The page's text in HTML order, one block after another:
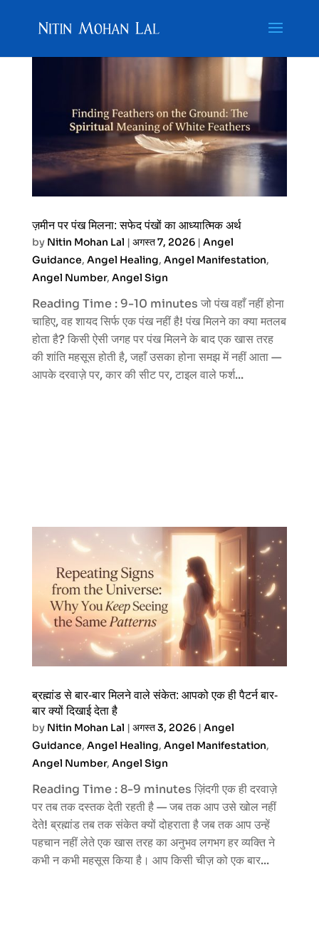
ज़मीन पर पंख मिलना: सफेद पंखों का आध्यात्मिक अर्थ
by Nitin Mohan Lal | अगस्त 7, 2026| Angel
Guidance, Angel Healing, Angel Manifestation,
Angel Number, Angel Sign
Reading Time : 9-10 minutes जो पंख वहाँ नहीं होना
चाहिए, वह शायद सिर्फ एक पंख नहीं है! पंख मिलने का क्या मतलब
होता है? किसी ऐसी जगह पर पंख मिलने के बाद एक खास तरह
की शांति महसूस होती है, जहाँ उसका होना समझ में नहीं आता —
आपके दरवाज़े पर, कार की सीट पर, टाइल वाले फर्श...
ब्रह्मांड से बार-बार मिलने वाले संकेत: आपको एक ही पैटर्न बार-
बार क्यों दिखाई देता है
by Nitin Mohan Lal | अगस्त 3, 2026| Angel
Guidance, Angel Healing, Angel Manifestation,
Angel Number, Angel Sign
Reading Time : 8-9 minutes ज़िंदगी एक ही दरवाज़े
पर तब तक दस्तक देती रहती है — जब तक आप उसे खोल नहीं
देते! ब्रह्मांड तब तक संकेत क्यों दोहराता है जब तक आप उन्हें
पहचान नहीं लेते एक खास तरह का अनुभव लगभग हर व्यक्ति ने
कभी न कभी महसूस किया है। आप किसी चीज़ को एक बार...